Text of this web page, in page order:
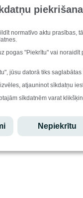
normatīvo aktu prasības,
pogas "Piekrītu" vai
jūsu datorā tiks
atjauninot sīkdatņu
sīkdatnēm varat
Nepiekrītu
2019 balvu par izciliem